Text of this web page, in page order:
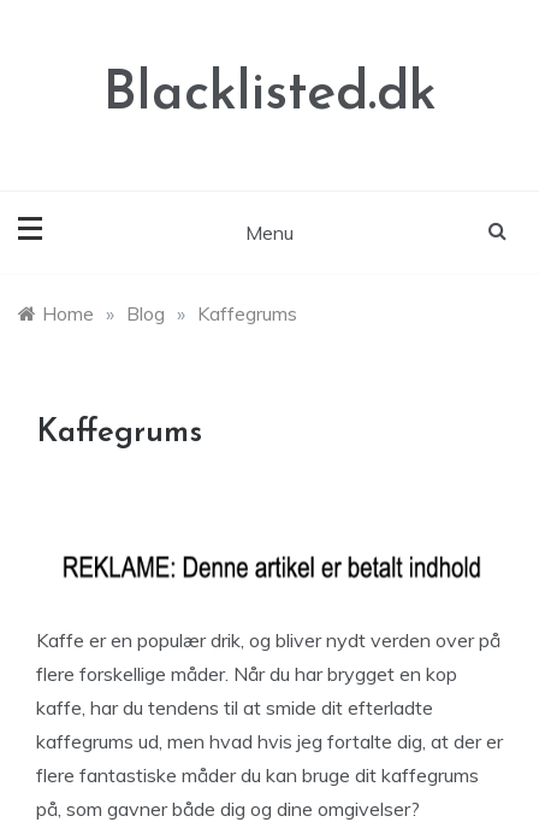
Blacklisted.dk
Menu
Home » Blog » Kaffegrums
Kaffegrums
Kaffe er en populær drik, og bliver nydt verden over på
flere forskellige måder. Når du har brygget en kop
kaffe, har du tendens til at smide dit efterladte
kaffegrums ud, men hvad hvis jeg fortalte dig, at der er
flere fantastiske måder du kan bruge dit kaffegrums
på, som gavner både dig og dine omgivelser?